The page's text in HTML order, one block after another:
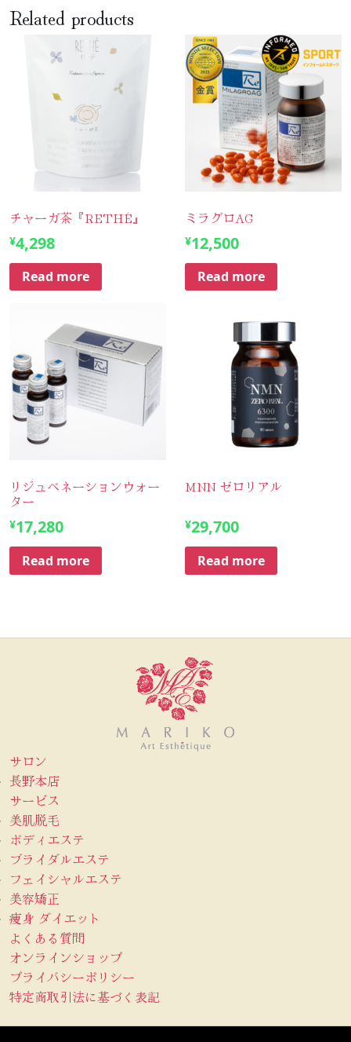
Related products
チャーガ茶『RETHÉ』
¥4,298
Read more
ミラグロAG
¥12,500
Read more
リジュベネーションウォー
ター
¥17,280
Read more
MNN ゼロリアル
¥29,700
Read more
サロン
長野本店
サービス
美肌脱毛
ボディエステ
ブライダルエステ
フェイシャルエステ
美容矯正
痩身 ダイエット
よくある質問
オンラインショップ
プライバシーポリシー
特定商取引法に基づく表記